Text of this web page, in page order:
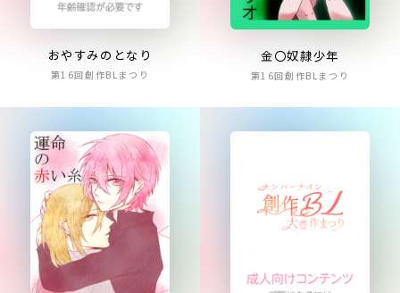
おやすみのとなり
第16回創作BLまつり
金〇奴隷少年
第16回創作BLまつり